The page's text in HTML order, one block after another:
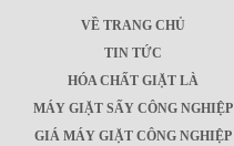
VỀ TRANG CHỦ
TIN TỨC
HÓA CHẤT GIẶT LÀ
MÁY GIẶT SẤY CÔNG NGHIỆP
GIÁ MÁY GIẶT CÔNG NGHIỆP